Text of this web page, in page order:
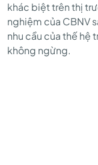
khác biệt trên thị
nghiệm của CBNV
nhu cầu của thế hệ
không ngừng.